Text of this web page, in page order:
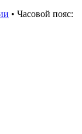
• Часовой пояс: